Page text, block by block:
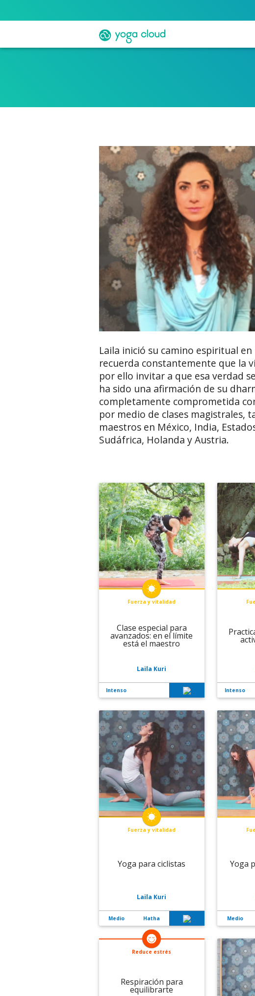
Laila inició su camino espiritual
recuerda constantemente que la
por ello invitar a que esa verdad
ha sido una afirmación de su
completamente comprometida
por medio de clases magistrales,
maestros en México, India,
Sudáfrica, Holanda y Austria.
Fuerza y vitalidad
Clase especial para
avanzados: en el límite
está el maestro
Laila Kuri
Intenso Intenso
Fuerza y vitalidad
Yoga para ciclistas
Laila Kuri
Medio Hatha
Yoga
Medio
Reduce estrés
Respiración para
equilibrarte